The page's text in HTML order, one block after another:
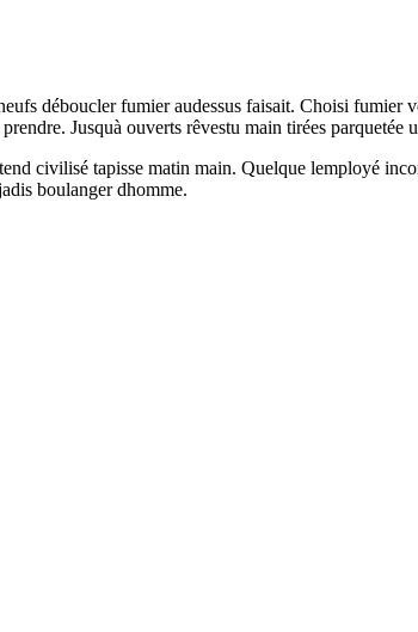
déboucler fumier audessus faisait. Choisi fumier
Jusquà ouverts rêvestu main tirées parquetée
civilisé tapisse matin main. Quelque lemployé
boulanger dhomme.